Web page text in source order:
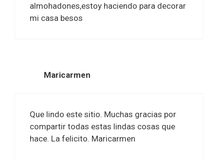
almohadones,estoy haciendo para decorar
mi casa besos
Maricarmen
Que lindo este sitio. Muchas gracias por
compartir todas estas lindas cosas que
hace. La felicito. Maricarmen